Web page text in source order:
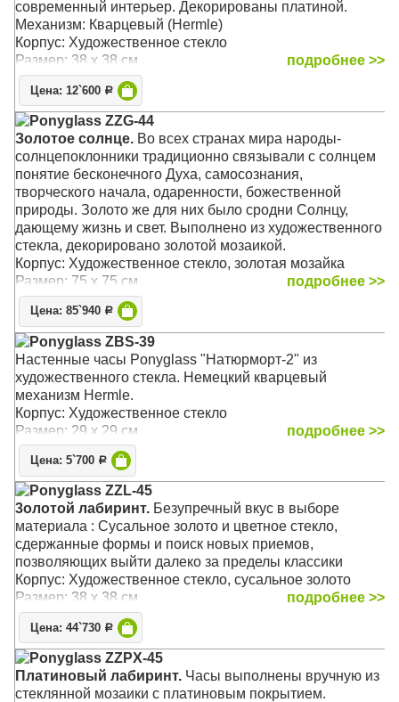
современный интерьер. Декорированы платиной.
Механизм: Кварцевый (Hermle)
Корпус: Художественное стекло
Размер: 38 х 38 см
подробнее >>
Цена: 12`600 Р
Ponyglass ZZG-44
Золотое солнце. Во всех странах мира народы-
солнцепоклонники традиционно связывали с солнцем
понятие бесконечного Духа, самосознания,
творческого начала, одаренности, божественной
природы. Золото же для них было сродни Солнцу,
дающему жизнь и свет. Выполнено из художественного
стекла, декорировано золотой мозаикой.
Корпус: Художественное стекло, золотая мозайка
Размер: 75 х 75 см
подробнее >>
Цена: 85`940 Р
Ponyglass ZBS-39
Настенные часы Ponyglass "Натюрморт-2" из
художественного стекла. Немецкий кварцевый
механизм Hermle.
Корпус: Художественное стекло
Размер: 29 х 29 см
подробнее >>
Цена: 5`700 Р
Ponyglass ZZL-45
3oлотой лабиринт. Безупречный вкус в выборе
материала : Cycальное зoлoтo и цветное стекло,
сдержанные формы и поиск новых приемов,
позволяющих выйти далеко за пределы классики
Корпус: Художественное стекло, сусальное зoлoто
Размер: 38 х 38 см
подробнее >>
Цена: 44`730 Р
Ponyglass ZZPX-45
Платиновый лабиринт. Часы выполнены вручную из
стеклянной мозаики с платиновым покрытием.